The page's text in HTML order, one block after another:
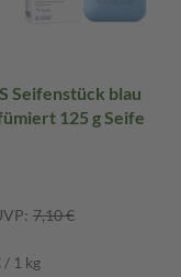
Seifenstück blau
125 g Seife
7,10 €
/ 1 kg